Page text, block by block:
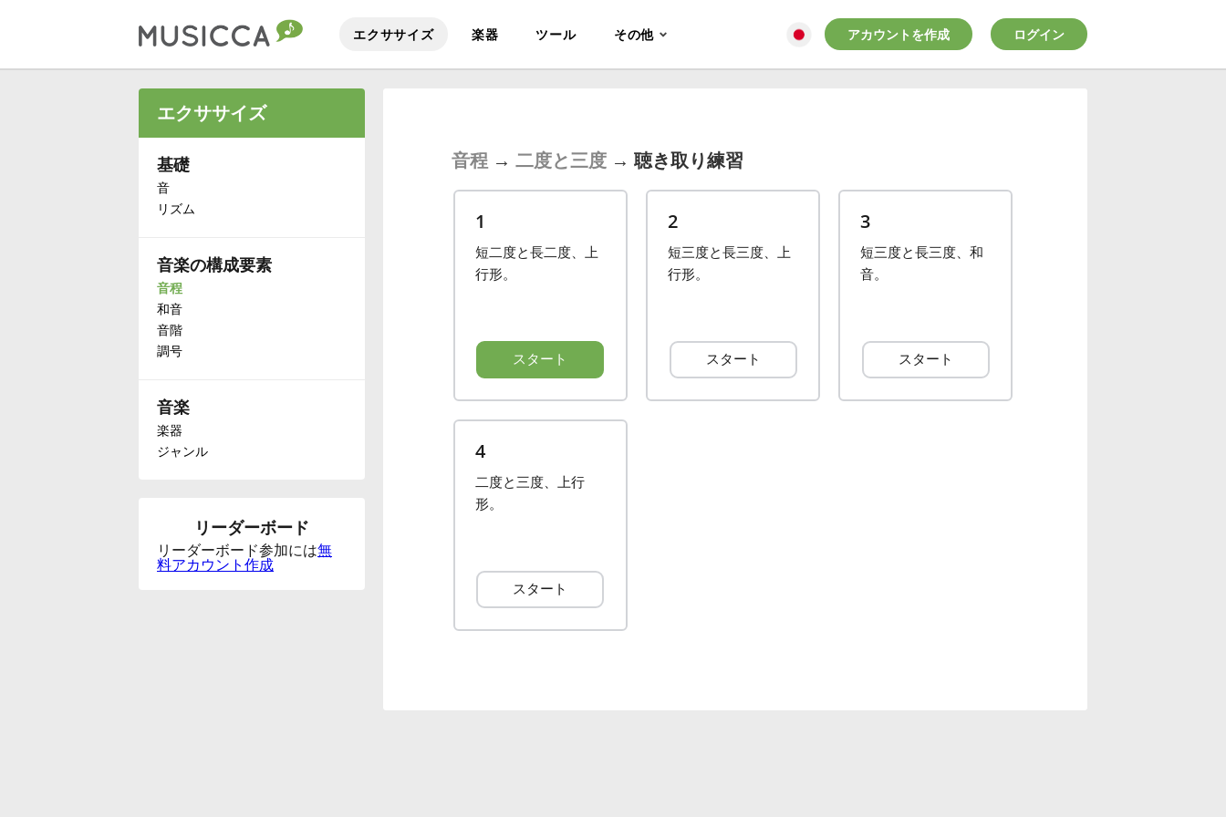
エクササイズ 楽器 ツール その他
Dansk
Deutsch
Français
हिन्दी
アカウントを作成 ログイン
エクササイズ
基礎
音
リズム
音楽の構成要素
音程
和音
音階
調号
音楽
楽器
ジャンル
リーダーボード
リーダーボード参加には無
料アカウント作成
音程→ 二度と三度→ 聴き取り練習
1
短二度と長二度、上
行形。
スタート
2
短三度と長三度、上
行形。
スタート
3
短三度と長三度、和
音。
スタート
4
二度と三度、上行
形。
スタート